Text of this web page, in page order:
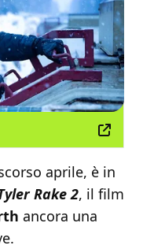
aprile, è in
Rake 2, il film
ancora una